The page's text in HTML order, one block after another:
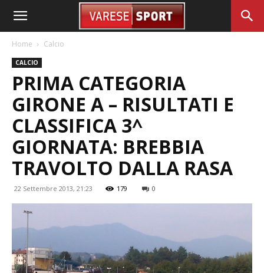
Home Calcio
CALCIO
PRIMA CATEGORIA
GIRONE A – RISULTATI E
CLASSIFICA 3^
GIORNATA: BREBBIA
TRAVOLTO DALLA RASA
22 Settembre 2013, 21:23 179 0